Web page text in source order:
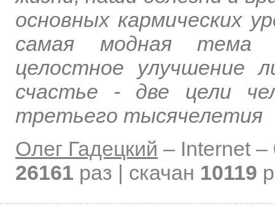
основных кармических
самая модная тема
целостное улучшение
счастье - две цели
третьего тысячелетия
Олег Гадецкий – Internet –
26161 раз | скачан 10119